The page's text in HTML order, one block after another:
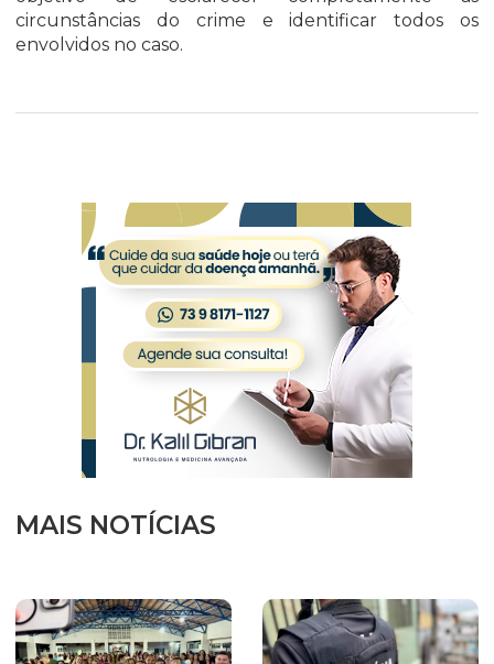
circunstâncias do crime e identificar todos os
envolvidos no caso.
MAIS NOTÍCIAS